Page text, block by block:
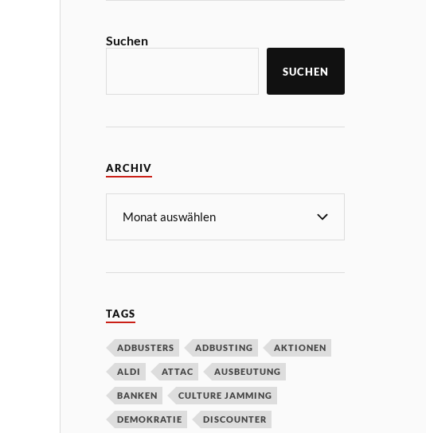
Suchen
SUCHEN
ARCHIV
TAGS
ADBUSTERS ADBUSTING AKTIONEN
ALDI ATTAC AUSBEUTUNG
BANKEN CULTURE JAMMING
DEMOKRATIE DISCOUNTER